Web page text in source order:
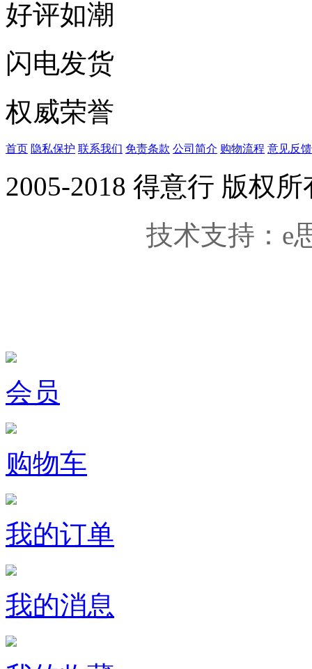
好评如潮
闪电发货
权威荣誉
首页 隐私保护 联系我们 免责条款 公司简介 购物流程 意见反馈
2005-2018 得意行 版权
技术支持：e
会员
购物车
我的订单
我的消息